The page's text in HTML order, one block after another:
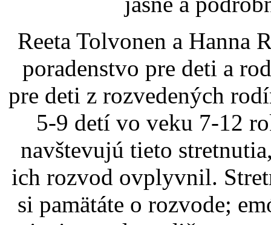
Reeta Tolvonen a Hanna
poradenstvo pre deti a
pre deti z rozvedených
5-9 detí vo veku 7-12
navštevujú tieto
ich rozvod ovplyvnil.
si pamätáte o rozvode;